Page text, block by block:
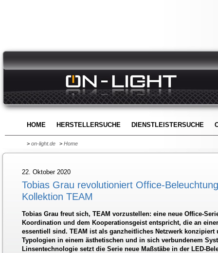
HOME HERSTELLERSUCHE DIENSTLEISTERSUCHE
> on-light.de > Home
22. Oktober 2020
Tobias Grau revolutioniert Office-
Kollektion TEAM
Tobias Grau freut sich, TEAM vorzustellen: eine neue Office-
Koordination und dem Kooperationsgeist entspricht, die an
essentiell sind. TEAM ist als ganzheitliches Netzwerk konzipiert
Typologien in einem ästhetischen und in sich verbundenem
Linsentechnologie setzt die Serie neue Maßstäbe in der LED-